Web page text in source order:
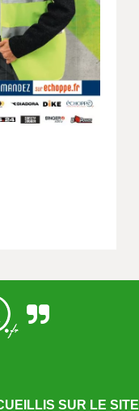
SUR LE SITE